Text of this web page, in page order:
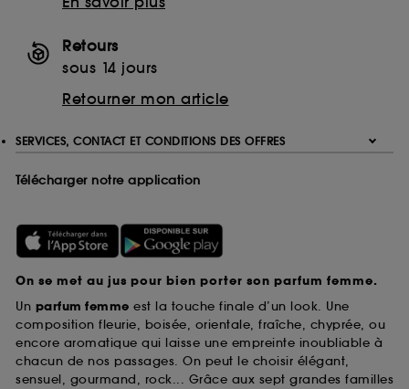
Retours
sous 14 jours
Retourner mon article
SERVICES, CONTACT ET CONDITIONS DES OFFRES
Télécharger notre application
On se met au jus pour bien porter son parfum femme.
Un parfum femme est la touche finale d’un look. Une
composition fleurie, boisée, orientale, fraîche, chyprée, ou
encore aromatique qui laisse une empreinte inoubliable à
chacun de nos passages. On peut le choisir élégant,
sensuel, gourmand, rock... Grâce aux sept grandes familles